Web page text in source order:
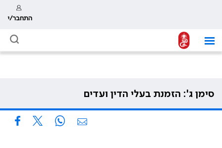
התחבר/י
סימן ג': הזמנת בעלי הדין ועדים